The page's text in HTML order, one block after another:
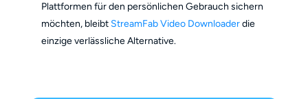
Plattformen für den persönlichen Gebrauch sichern
möchten, bleibt StreamFab Video Downloaderdie
einzige verlässliche Alternative.